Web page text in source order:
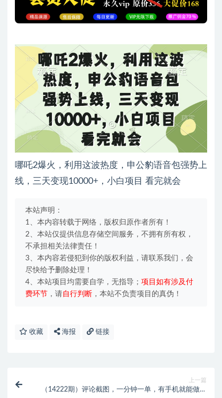
哪吒2爆火，利用这波热度，申公豹语音包强势上
线，三天变现10000+，小白项目 看完就会
本站声明：
1、本内容转载于网络，版权归原作者所有！
2、本站仅提供信息存储空间服务，不拥有所有权，
不承担相关法律责任！
3、本内容若侵犯到你的版权利益，请联系我们，会
尽快给予删除处理！
4、本站项目均需要自学，无指导； 项目如有涉及付
费环节 ，请自行判断 ，本站不负责项目的真伪！
收藏 海报 链接
上一篇
（14222期）评论截图，一分钟一单，有手机就能做，